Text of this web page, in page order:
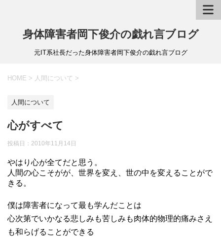
身体障害者岡下俊介の戯れ言ブログ
元IT系社長だった身体障害者岡下俊介の戯れ言ブログ
HOME > 人間について >
人間について
心がすべて
投稿日： 2010年11月14日
やはり心が全てだと思う。
人間の心こそがが、世界を変え、世の中を変えることがで
きる。
僕は障害者になって最も学んだことは
心次第でいかなる悲しみも苦しみも肉体的物理的痛みさえ
も和らげることができる